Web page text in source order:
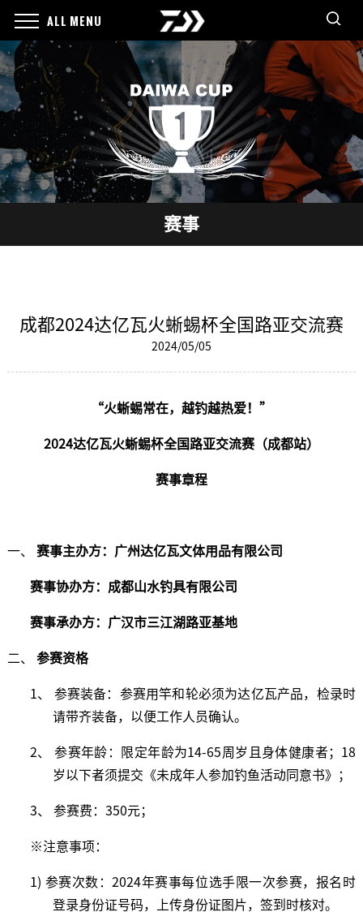
ALL MENU
赛事
成都2024达亿瓦火蜥蜴杯全国路亚交流赛
2024/05/05
“火蜥蜴常在，越钓越热爱！”
2024达亿瓦火蜥蜴杯全国路亚交流赛 （成都站）
赛事章程
一、 赛事主办方： 广州达亿瓦文体用品有限公司
赛事协办方：成都山水钓具有限公司
赛事承办方：广汉市三江湖路亚基地
二、 参赛资格
1、 参赛装备：参赛用竿和轮必须为达亿瓦产品，检录时
请带齐装备，以便工作人员确认。
2、 参赛年龄：限定年龄为14-65周岁且身体健康者；18
岁以下者须提交《未成年人参加钓鱼活动同意书》；
3、 参赛费：350元；
※注意事项：
1) 参赛次数：2024年赛事每位选手限一次参赛，报名时
登录身份证号码，上传身份证图片，签到时核对。